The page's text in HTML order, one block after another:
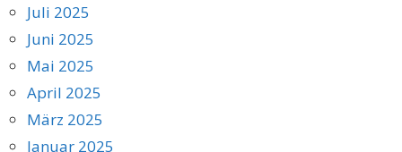
Juli 2025
Juni 2025
Mai 2025
April 2025
März 2025
Januar 2025